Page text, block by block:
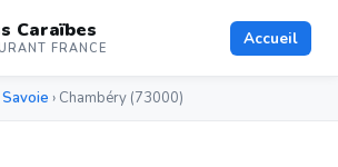
Caraïbes
FRANCE Accueil
Savoie › Chambéry (73000)